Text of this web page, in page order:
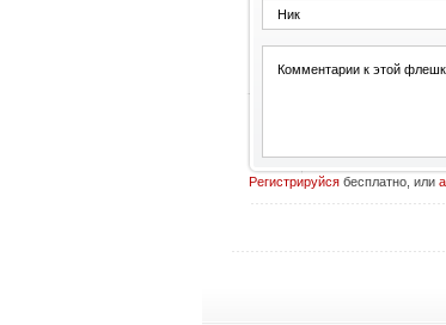
Регистрируйсябесплатно, или